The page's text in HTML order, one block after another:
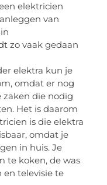
elektricien
van
zo vaak gedaan
elektra kun je
omdat er nog
zaken die nodig
Het is daarom
is die elektra
omdat je
in huis. Je
te koken, de was
en televisie te